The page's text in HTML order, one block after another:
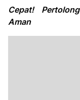
Cepat!
Aman